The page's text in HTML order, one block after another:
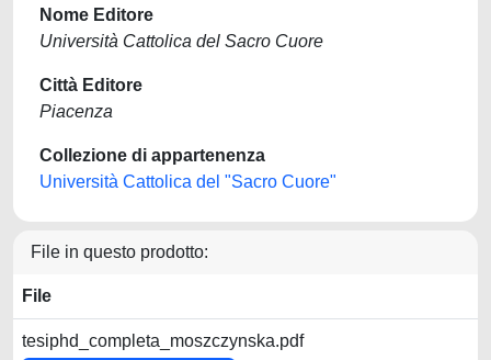
Nome Editore
Università Cattolica del Sacro Cuore
Città Editore
Piacenza
Collezione di appartenenza
Università Cattolica del "Sacro Cuore"
File in questo prodotto:
File
tesiphd_completa_moszczynska.pdf